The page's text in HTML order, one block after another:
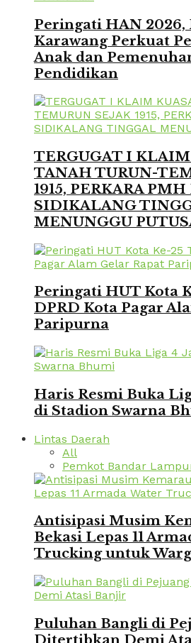
Peringati HAN 2026,
Karawang Perkuat
Anak dan
Pendidikan
TERGUGAT I
TANAH TURUN-
1915, PERKARA
SIDIKALANG
MENUNGGU
Peringati HUT Kota
DPRD Kota Pagar
Paripurna
Haris Resmi Buka
di Stadion Swarna
Lintas Daerah
All
Pemkot Bandar
Antisipasi Musim
Bekasi Lepas 11
Trucking untuk
Puluhan Bangli di
Ditertibkan Demi